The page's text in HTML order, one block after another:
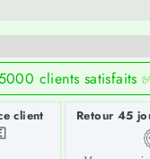
clients satisfaits
client
Retour 45